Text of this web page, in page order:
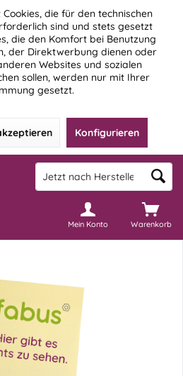
die für den technischen
sind und stets gesetzt
die den Komfort bei Benutzung
der Direktwerbung dienen oder
Websites und sozialen
sollen, werden nur mit Ihrer
gesetzt.
Konfigurieren
Warenkorb
Mein Konto